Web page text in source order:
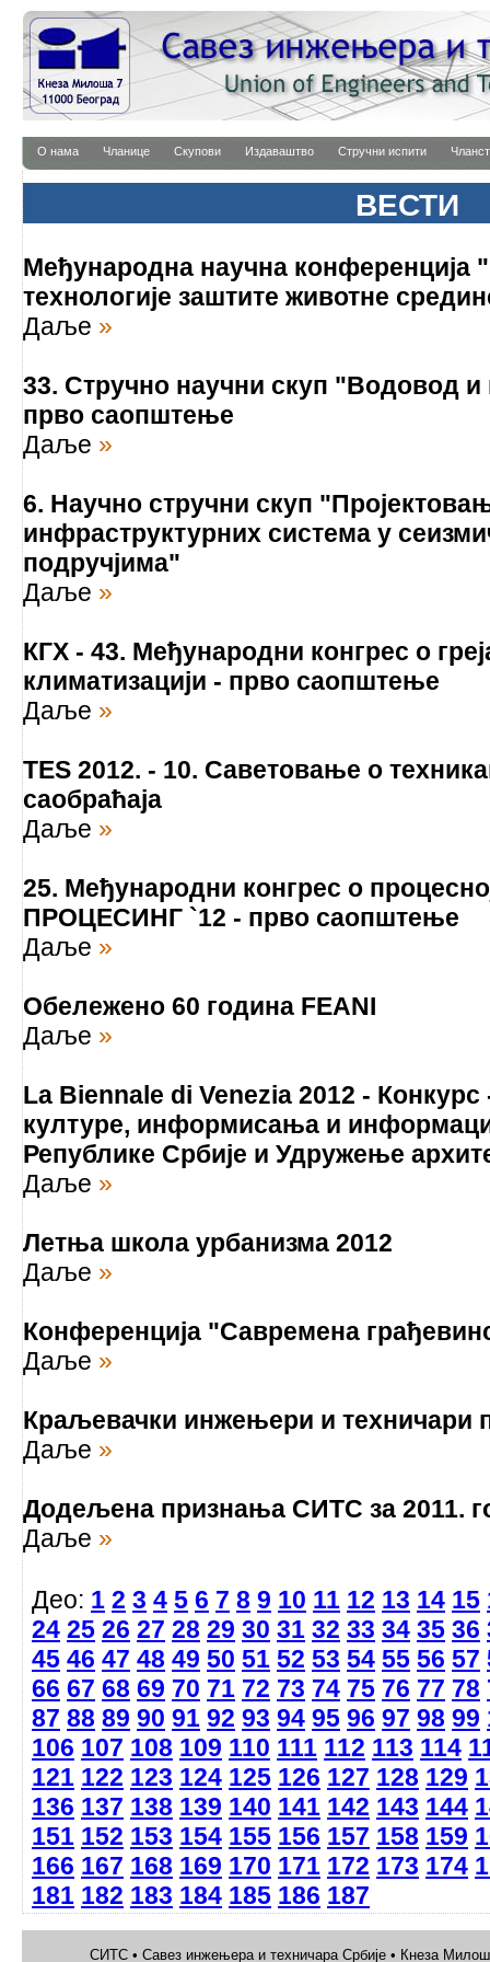
О нама Чланице Скупови Издаваштво Стручни испити
ВЕСТИ
Међународна научна конференција
технологије заштите животне
Даље »
33. Стручно научни скуп "Водовод и
прво саопштење
Даље »
6. Научно стручни скуп
инфраструктурних система у
подручјима"
Даље »
КГХ - 43. Међународни конгрес о
климатизацији - прво саопштење
Даље »
TES 2012. - 10. Саветовање о
саобраћаја
Даље »
25. Међународни конгрес о
ПРОЦЕСИНГ `12 - прво саопштење
Даље »
Обележено 60 година FEANI
Даље »
La Biennale di Venezia 2012 -
културе, информисања и
Републике Србије и Удружење
Даље »
Летња школа урбанизма 2012
Даље »
Конференција "Савремена
Даље »
Краљевачки инжењери и техничари
Даље »
Додељена признања СИТС за 2011.
Даље »
Део: 1 2 3 4 5 6 7 8 9 10 11 12 13 14 15
24 25 26 27 28 29 30 31 32 33 34 35 36
45 46 47 48 49 50 51 52 53 54 55 56 57
66 67 68 69 70 71 72 73 74 75 76 77 78
87 88 89 90 91 92 93 94 95 96 97 98 99
106 107 108 109 110 111 112 113 114
121 122 123 124 125 126 127 128 129
136 137 138 139 140 141 142 143 144
151 152 153 154 155 156 157 158 159
166 167 168 169 170 171 172 173 174
181 182 183 184 185 186 187
СИТС • Савез инжењера и техничара Србије • Кнеза